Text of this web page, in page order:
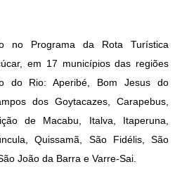
no Programa da Rota Turística
em 17 municípios das regiões
do Rio: Aperibé, Bom Jesus do
dos Goytacazes, Carapebus,
de Macabu, Italva, Itaperuna,
Quissamã, São Fidélis, São
João da Barra e Varre-Sai.